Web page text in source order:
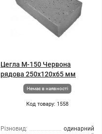
Цегла М-150 Червона
рядова 250х120х65 мм
Немає в наявності
Код товару: 1558
Різновид:
одинарний